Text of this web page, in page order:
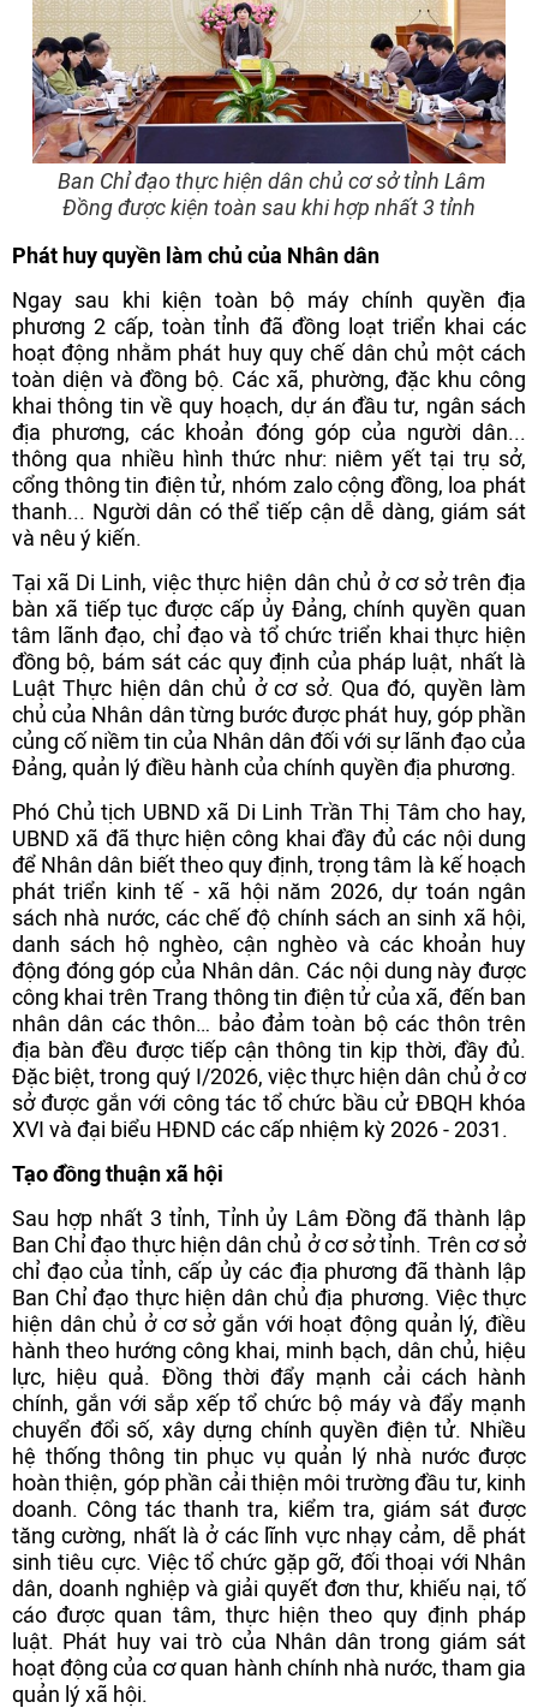
Ban Chỉ đạo thực hiện dân chủ cơ sở tỉnh Lâm
Đồng được kiện toàn sau khi hợp nhất 3 tỉnh
Phát huy quyền làm chủ của Nhân dân
Ngay sau khi kiện toàn bộ máy chính quyền địa
phương 2 cấp, toàn tỉnh đã đồng loạt triển khai các
hoạt động nhằm phát huy quy chế dân chủ một cách
toàn diện và đồng bộ. Các xã, phường, đặc khu công
khai thông tin về quy hoạch, dự án đầu tư, ngân sách
địa phương, các khoản đóng góp của người dân...
thông qua nhiều hình thức như: niêm yết tại trụ sở,
cổng thông tin điện tử, nhóm zalo cộng đồng, loa phát
thanh... Người dân có thể tiếp cận dễ dàng, giám sát
và nêu ý kiến.
Tại xã Di Linh, việc thực hiện dân chủ ở cơ sở trên địa
bàn xã tiếp tục được cấp ủy Đảng, chính quyền quan
tâm lãnh đạo, chỉ đạo và tổ chức triển khai thực hiện
đồng bộ, bám sát các quy định của pháp luật, nhất là
Luật Thực hiện dân chủ ở cơ sở. Qua đó, quyền làm
chủ của Nhân dân từng bước được phát huy, góp phần
củng cố niềm tin của Nhân dân đối với sự lãnh đạo của
Đảng, quản lý điều hành của chính quyền địa phương.
Phó Chủ tịch UBND xã Di Linh Trần Thị Tâm cho hay,
UBND xã đã thực hiện công khai đầy đủ các nội dung
để Nhân dân biết theo quy định, trọng tâm là kế hoạch
phát triển kinh tế - xã hội năm 2026, dự toán ngân
sách nhà nước, các chế độ chính sách an sinh xã hội,
danh sách hộ nghèo, cận nghèo và các khoản huy
động đóng góp của Nhân dân. Các nội dung này được
công khai trên Trang thông tin điện tử của xã, đến ban
nhân dân các thôn… bảo đảm toàn bộ các thôn trên
địa bàn đều được tiếp cận thông tin kịp thời, đầy đủ.
Đặc biệt, trong quý I/2026, việc thực hiện dân chủ ở cơ
sở được gắn với công tác tổ chức bầu cử ĐBQH khóa
XVI và đại biểu HĐND các cấp nhiệm kỳ 2026 - 2031.
Tạo đồng thuận xã hội
Sau hợp nhất 3 tỉnh, Tỉnh ủy Lâm Đồng đã thành lập
Ban Chỉ đạo thực hiện dân chủ ở cơ sở tỉnh. Trên cơ sở
chỉ đạo của tỉnh, cấp ủy các địa phương đã thành lập
Ban Chỉ đạo thực hiện dân chủ địa phương. Việc thực
hiện dân chủ ở cơ sở gắn với hoạt động quản lý, điều
hành theo hướng công khai, minh bạch, dân chủ, hiệu
lực, hiệu quả. Đồng thời đẩy mạnh cải cách hành
chính, gắn với sắp xếp tổ chức bộ máy và đẩy mạnh
chuyển đổi số, xây dựng chính quyền điện tử. Nhiều
hệ thống thông tin phục vụ quản lý nhà nước được
hoàn thiện, góp phần cải thiện môi trường đầu tư, kinh
doanh. Công tác thanh tra, kiểm tra, giám sát được
tăng cường, nhất là ở các lĩnh vực nhạy cảm, dễ phát
sinh tiêu cực. Việc tổ chức gặp gỡ, đối thoại với Nhân
dân, doanh nghiệp và giải quyết đơn thư, khiếu nại, tố
cáo được quan tâm, thực hiện theo quy định pháp
luật. Phát huy vai trò của Nhân dân trong giám sát
hoạt động của cơ quan hành chính nhà nước, tham gia
quản lý xã hội.